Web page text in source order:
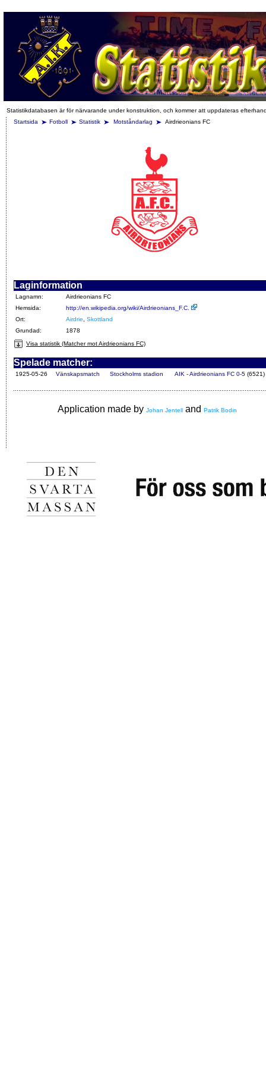
Statistikdatabasen är för närvarande under konstruktion, och kommer att uppdateras
Startsida
Fotboll Statistik Motståndarlag Airdrieonians FC
Laginformation
Lagnamn:
Airdrieonians FC
Hemsida:
http://en.wikipedia.org/wiki/Airdrieonians_F.C.
Ort:
Airdrie
Skottland
Grundad:
1878
Visa statistik (Matcher mot Airdrieonians FC)
Spelade matcher:
1925-05-26 Vänskapsmatch Stockholms stadion AIK - Airdrieonians FC 0-5 (6521)
Application made by Johan Jentell and Patrik Bodin